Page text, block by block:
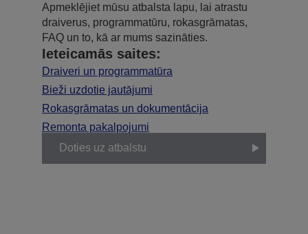
Apmeklējiet mūsu atbalsta lapu, lai atrastu
draiverus, programmatūru, rokasgrāmatas,
FAQ un to, kā ar mums sazināties.
Ieteicamās saites:
Draiveri un programmatūra
Bieži uzdotie jautājumi
Rokasgrāmatas un dokumentācija
Remonta pakalpojumi
Doties uz atbalstu